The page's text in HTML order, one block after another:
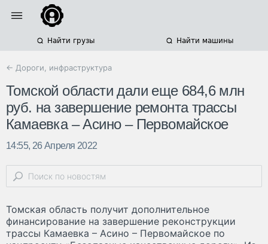
Найти грузы Найти машины
← Дороги, инфраструктура
Томской области дали еще 684,6 млн
руб. на завершение ремонта трассы
Камаевка – Асино – Первомайское
14:55, 26 Апреля 2022
Томская область получит дополнительное
финансирование на завершение реконструкции
трассы Камаевка – Асино – Первомайское по